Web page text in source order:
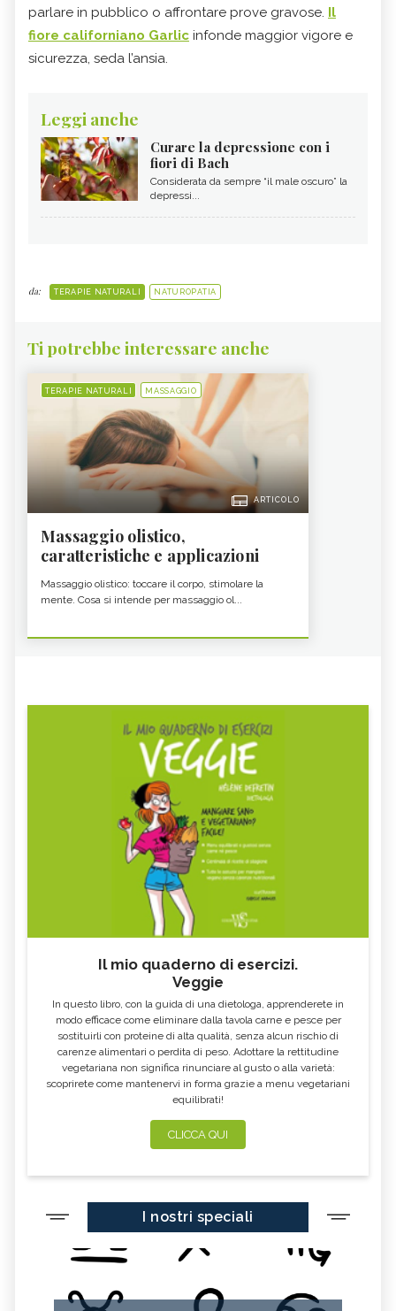
parlare in pubblico o affrontare prove gravose. Il
fiore californiano Garlic infonde maggior vigore e
sicurezza, seda l’ansia.
Leggi anche
Curare la depressione con i
fiori di Bach
Considerata da sempre “il male oscuro” la
depressi...
da: TERAPIE NATURALI NATUROPATIA
Ti potrebbe interessare anche
TERAPIE NATURALI MASSAGGIO
ARTICOLO
Massaggio olistico,
caratteristiche e applicazioni
Massaggio olistico: toccare il corpo, stimolare la
mente. Cosa si intende per massaggio ol...
Il mio quaderno di esercizi.
Veggie
In questo libro, con la guida di una dietologa, apprenderete in
modo efficace come eliminare dalla tavola carne e pesce per
sostituirli con proteine di alta qualità, senza alcun rischio di
carenze alimentari o perdita di peso. Adottare la rettitudine
vegetariana non significa rinunciare al gusto o alla varietà:
scoprirete come mantenervi in forma grazie a menu vegetariani
equilibrati!
CLICCA QUI
I nostri speciali